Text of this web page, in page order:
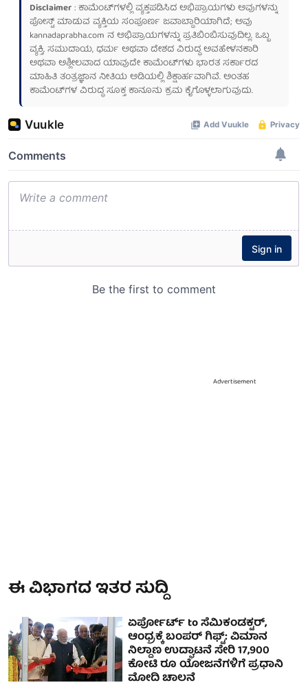
Disclaimer: ಕಾಮೆಂಟ್‌ಗಳಲ್ಲಿ ವ್ಯಕ್ತಪಡಿಸಿದ ಅಭಿಪ್ರಾಯಗಳು ಅವುಗಳನ್ನು
ಪೋಸ್ಟ್ ಮಾಡುವ ವ್ಯಕ್ತಿಯ ಸಂಪೂರ್ಣ ಜವಾಬ್ದಾರಿಯಾಗಿದೆ; ಅವು
kannadaprabha.com ನ ಅಭಿಪ್ರಾಯಗಳನ್ನು ಪ್ರತಿಬಿಂಬಿಸುವುದಿಲ್ಲ. ಒಬ್ಬ
ವ್ಯಕ್ತಿ, ಸಮುದಾಯ, ಧರ್ಮ ಅಥವಾ ದೇಶದ ವಿರುದ್ಧ ಅವಹೇಳನಕಾರಿ
ಅಥವಾ ಅಶ್ಲೀಲವಾದ ಯಾವುದೇ ಕಾಮೆಂಟ್‌ಗಳು ಭಾರತ ಸರ್ಕಾರದ
ಮಾಹಿತಿ ತಂತ್ರಜ್ಞಾನ ನೀತಿಯ ಅಡಿಯಲ್ಲಿ ಶಿಕ್ಷಾರ್ಹವಾಗಿವೆ. ಅಂತಹ
ಕಾಮೆಂಟ್‌ಗಳ ವಿರುದ್ಧ ಸೂಕ್ತ ಕಾನೂನು ಕ್ರಮ ಕೈಗೊಳ್ಳಲಾಗುವುದು.
Advertisement
ಈ ವಿಭಾಗದ ಇತರ ಸುದ್ದಿ
ಏರ್ಪೋರ್ಟ್ to ಸೆಮಿಕಂಡಕ್ಟರ್‌,
ಆಂಧ್ರಕ್ಕೆ ಬಂಪರ್ ಗಿಫ್ಟ್: ವಿಮಾನ
ನಿಲ್ದಾಣ ಉದ್ಘಾಟನೆ ಸೇರಿ 17,900
ಕೋಟಿ ರೂ ಯೋಜನೆಗಳಿಗೆ ಪ್ರಧಾನಿ
ಮೋದಿ ಚಾಲನೆ